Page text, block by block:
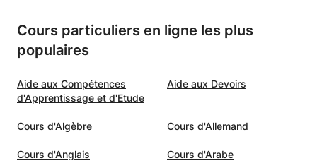
Cours particuliers en ligne les plus
populaires
Aide aux Compétences
d'Apprentissage et d'Etude
Aide aux Devoirs
Cours d'Algèbre Cours d'Allemand
Cours d'Anglais Cours d'Arabe